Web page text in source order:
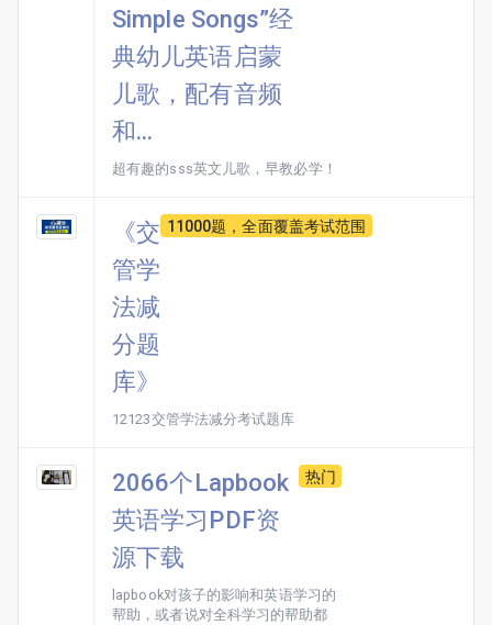
Simple Songs”经
典幼儿英语启蒙
儿歌，配有音频
和...
超有趣的sss英文儿歌，早教必学！
《交
管学
法减
分题
库》
11000题，全面覆盖考试范围
12123交管学法减分考试题库
2066个Lapbook
英语学习PDF资
源下载
热门
​lapbook对孩子的影响和英语学习的
帮助，或者说对全科学习的帮助都